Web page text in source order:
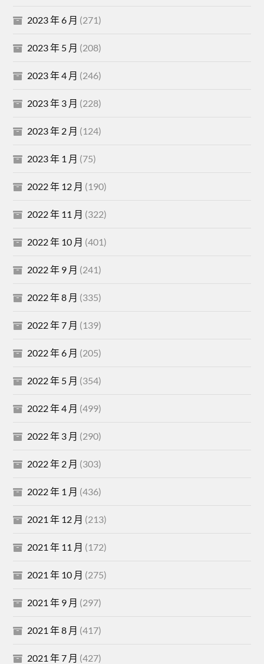
2023 年 6 月 (271)
2023 年 5 月 (208)
2023 年 4 月 (246)
2023 年 3 月 (228)
2023 年 2 月 (124)
2023 年 1 月 (75)
2022 年 12 月 (190)
2022 年 11 月 (322)
2022 年 10 月 (401)
2022 年 9 月 (241)
2022 年 8 月 (335)
2022 年 7 月 (139)
2022 年 6 月 (205)
2022 年 5 月 (354)
2022 年 4 月 (499)
2022 年 3 月 (290)
2022 年 2 月 (303)
2022 年 1 月 (436)
2021 年 12 月 (213)
2021 年 11 月 (172)
2021 年 10 月 (275)
2021 年 9 月 (297)
2021 年 8 月 (417)
2021 年 7 月 (427)